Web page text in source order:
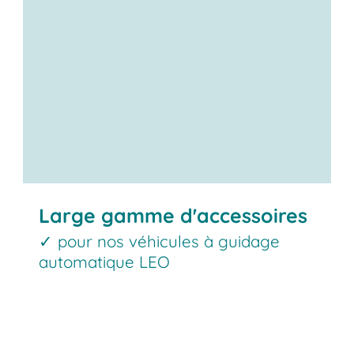
Large gamme d'accessoires
✓ pour nos véhicules à guidage
automatique LEO